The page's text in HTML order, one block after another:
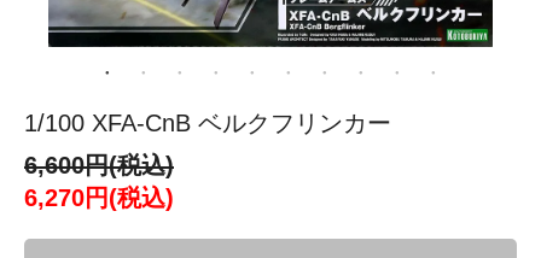
1/100 XFA-CnB ベルクフリンカー
6,600円(税込)
6,270円(税込)